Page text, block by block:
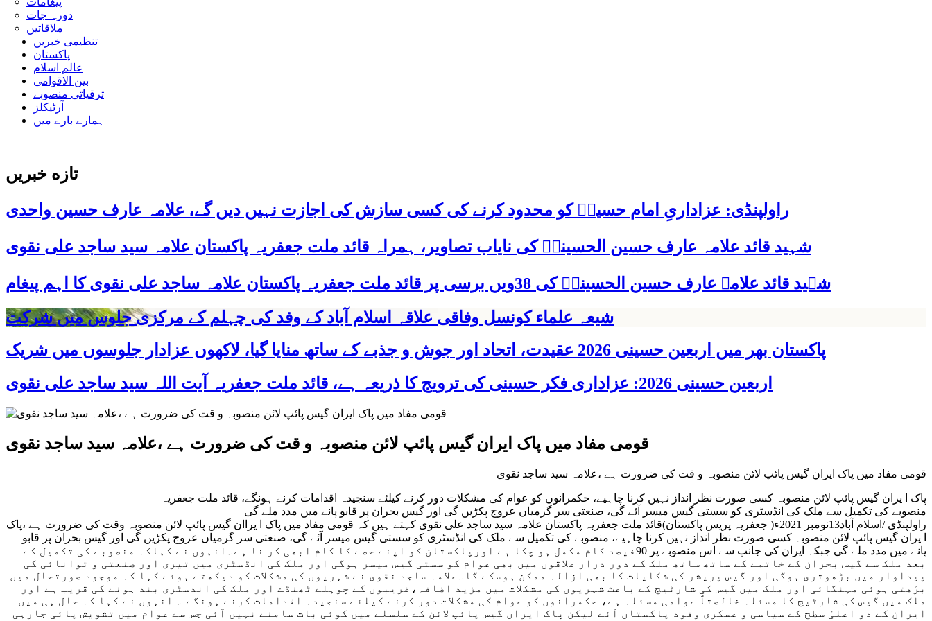
دورہ جات
ملاقاتیں
تنظیمی خبریں
پاکستان
عالم اسلام
بین الاقوامی
ترقیاتی منصوبے
آرٹیکلز
ہمارے بارے میں
تازه خبریں
راولپنڈی: عزاداریِ امام حسینؑ کو محدود کرنے کی کسی سازش کی اجازت نہیں دیں گے، علامہ عارف حسین واحدی
شہید قائد علامہ عارف حسین الحسینیؒ کی نایاب تصاویر، ہمراہ قائد ملت جعفریہ پاکستان علامہ سید ساجد علی نقوی
شہید قائد علامہ عارف حسین الحسینیؒ کی 38ویں برسی پر قائد ملت جعفریہ پاکستان علامہ ساجد علی نقوی کا اہم پیغام
شیعہ علماء کونسل وفاقی علاقہ اسلام آباد کے وفد کی چہلم کے مرکزی جلوس میں شرکت
پاکستان بھر میں اربعین حسینی 2026 عقیدت، اتحاد اور جوش و جذبے کے ساتھ منایا گیا، لاکھوں عزادار جلوسوں میں شریک
اربعین حسینی 2026: عزاداری فکر حسینی کی ترویج کا ذریعہ ہے، قائد ملت جعفریہ آیت اللہ سید ساجد علی نقوی
قومی مفاد میں پاک ایران گیس پائپ لائن منصوبہ و قت کی ضرورت ہے ،علامہ سید ساجد نقوی
قومی مفاد میں پاک ایران گیس پائپ لائن منصوبہ و قت کی ضرورت ہے ،علامہ سید ساجد نقوی
پاک ا یران گیس پائپ لائن منصوبہ کسی صورت نظر انداز نہیں کرنا چاہیے، حکمرانوں کو عوام کی مشکلات دور کرنے کیلئے سنجیدہ اقدامات کرنے ہونگے، قائد ملت جعفریہ
منصوبے کی تکمیل سے ملک کی انڈسٹری کو سستی گیس میسر آئے گی، صنعتی سر گرمیاں عروج پکڑیں گی اور گیس بحران پر قابو پانے میں مدد ملے گی
راولپنڈی /اسلام آباد13نومبر 2021ء( جعفریہ پریس پاکستان)قائد ملت جعفریہ پاکستان علامہ سید ساجد علی نقوی کہتے ہیں کہ قومی مفاد میں پاک ا یراان گیس پائپ لائن منصوبہ وقت کی ضرورت ہے ،پاک
ا یران گیس پائپ لائن منصوبہ کسی صورت نظر انداز نہیں کرنا چاہیے، منصوبے کی تکمیل سے ملک کی انڈسٹری کو سستی گیس میسر آئے گی، صنعتی سر گرمیاں عروج پکڑیں گی اور گیس بحران پر قابو
پانے میں مدد ملے گی جبکہ ایران کی جانب سے اس منصوبے پر 90فیصد کام مکمل ہو چکا ہے اورپاکستان کو اپنے حصے کا کام ابھی کر نا ہے۔انہوں نے کہاکہ منصوبے کی تکمیل کے
بعد ملک سے گیس بحران کے خاتمے کے ساتھ ساتھ ملک کے دور دراز علاقوں میں بھی عوام کو سستی گیس میسر ہوگی اور ملک کی انڈسٹری میں تیزی اور صنعتی و توانائی کی
پیداوار میں بڑھوتری ہوگی اور گیس پریشر کی شکایات کا بھی ازالہ ممکن ہوسکے گا۔علامہ ساجد نقوی نے شہریوں کی مشکلات کو دیکھتے ہوئے کہا کہ موجود صورتحال میں
بڑھتی ہوئی مہنگائی اور ملک میں گیس کی شارٹیج کے باعث شہریوں کی مشکلات میں مزید اضافہ،غریبوں کے چوہلے ٹھنڈے اور ملک کی اندسٹری بند ہونے کی قریب ہے اور
ملک میں گیس کی شارٹیج کا مسئلہ خالصتاً عوامی مسئلہ ہے، حکمرانوں کو عوام کی مشکلات دور کرنے کیلئے سنجیدہ اقدامات کرنے ہونگے ۔ انہوں نے کہا کہ حال ہی میں
ایران کے دو اعلیٰ سطح کے سیاسی و عسکری وفود پاکستان آئے لیکن پاک ایران گیس پائپ لائن کے سلسلے میں کوئی بات سامنے نہیں آئی جس سے عوام میں تشویش پائی جارہی